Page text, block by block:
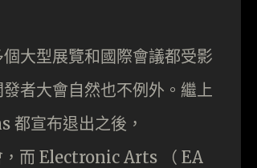
大型展覽和國際會議都受影
者大會自然也不例外。繼上
宣布退出之後，
而 Electronic Arts （ EA